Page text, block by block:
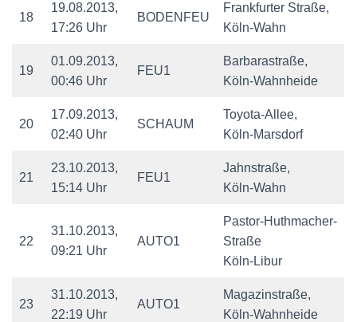
18
19.08.2013,
17:26 Uhr
BODENFEU
Frankfurter Straße,
Köln-Wahn
19
01.09.2013,
00:46 Uhr
FEU1
Barbarastraße,
Köln-Wahnheide
20
17.09.2013,
02:40 Uhr
SCHAUM
Toyota-Allee,
Köln-Marsdorf
21
23.10.2013,
15:14 Uhr
FEU1
Jahnstraße,
Köln-Wahn
22
31.10.2013,
09:21 Uhr
AUTO1
Pastor-Huthmacher-
Straße
Köln-Libur
23
31.10.2013,
22:19 Uhr
AUTO1
Magazinstraße,
Köln-Wahnheide